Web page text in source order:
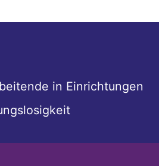
in Einrichtungen